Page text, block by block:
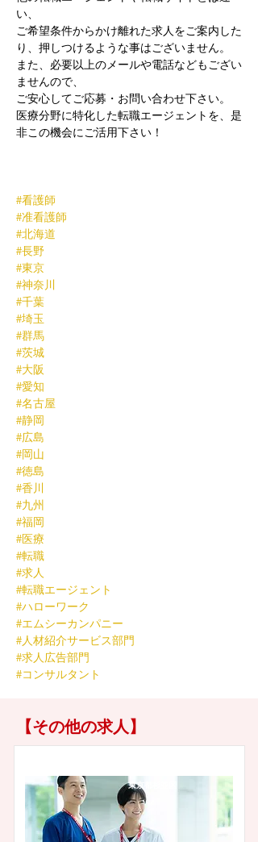
い、
ご希望条件からかけ離れた求人をご案内した
り、押しつけるような事はございません。
また、必要以上のメールや電話などもござい
ませんので、
ご安心してご応募・お問い合わせ下さい。
医療分野に特化した転職エージェントを、是
非この機会にご活用下さい！
#看護師
#准看護師
#北海道
#長野
#東京
#神奈川
#千葉
#埼玉
#群馬
#茨城
#大阪
#愛知
#名古屋
#静岡
#広島
#岡山
#徳島
#香川
#九州
#福岡
#医療
#転職
#求人
#転職エージェント
#ハローワーク
#エムシーカンパニー
#人材紹介サービス部門
#求人広告部門
#コンサルタント
【その他の求人】
東京都杉並区